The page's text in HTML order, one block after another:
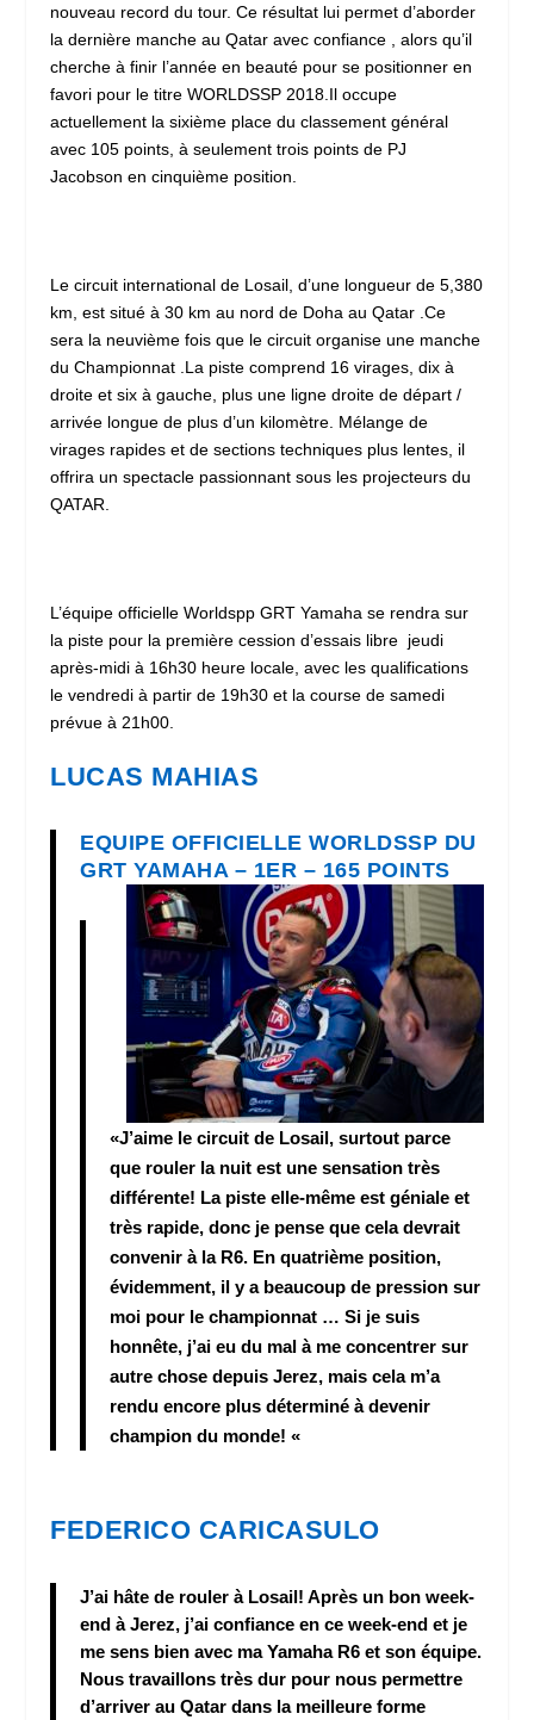
nouveau record du tour. Ce résultat lui permet d’aborder
la dernière manche au Qatar avec confiance , alors qu’il
cherche à finir l’année en beauté pour se positionner en
favori pour le titre WORLDSSP 2018.Il occupe
actuellement la sixième place du classement général
avec 105 points, à seulement trois points de PJ
Jacobson en cinquième position.
Le circuit international de Losail, d’une longueur de 5,380
km, est situé à 30 km au nord de Doha au Qatar .Ce
sera la neuvième fois que le circuit organise une manche
du Championnat .La piste comprend 16 virages, dix à
droite et six à gauche, plus une ligne droite de départ /
arrivée longue de plus d’un kilomètre. Mélange de
virages rapides et de sections techniques plus lentes, il
offrira un spectacle passionnant sous les projecteurs du
QATAR.
L’équipe officielle Worldspp GRT Yamaha se rendra sur
la piste pour la première cession d’essais libre jeudi
après-midi à 16h30 heure locale, avec les qualifications
le vendredi à partir de 19h30 et la course de samedi
prévue à 21h00.
LUCAS MAHIAS
EQUIPE OFFICIELLE WORLDSSP DU
GRT YAMAHA – 1ER – 165 POINTS
«J’aime le circuit de Losail, surtout parce
que rouler la nuit est une sensation très
différente! La piste elle-même est géniale et
très rapide, donc je pense que cela devrait
convenir à la R6. En quatrième position,
évidemment, il y a beaucoup de pression sur
moi pour le championnat … Si je suis
honnête, j’ai eu du mal à me concentrer sur
autre chose depuis Jerez, mais cela m’a
rendu encore plus déterminé à devenir
champion du monde! «
FEDERICO CARICASULO
J’ai hâte de rouler à Losail! Après un bon week-
end à Jerez, j’ai confiance en ce week-end et je
me sens bien avec ma Yamaha R6 et son équipe.
Nous travaillons très dur pour nous permettre
d’arriver au Qatar dans la meilleure forme